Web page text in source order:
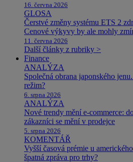
16. června 2026
GLOSA
Čerstvé změny systému ETS 2
Cenové výkyvy by ale mohly
11. června 2026
Další články z rubriky >
Finance
ANALÝZA
Společná obrana japonského
režim?
6. srpna 2026
ANALÝZA
Nové trendy mění e-commerce:
zákazníci se mění v prodejce
5. srpna 2026
KOMENTÁŘ
Vyšší časová prémie u
špatná zpráva pro trhy?